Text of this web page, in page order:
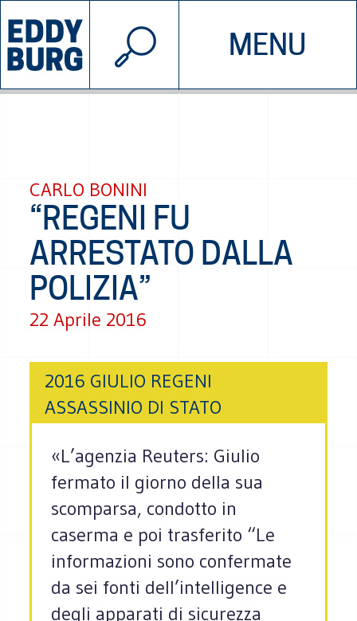
MENU
INIZIATIVE CHI SIAMO
© 2026 EDDYBURG
CARLO BONINI
“REGENI FU
ARRESTATO DALLA
POLIZIA”
22 Aprile 2016
2016 GIULIO REGENI
ASSASSINIO DI STATO
«L’agenzia Reuters: Giulio
fermato il giorno della sua
scomparsa, condotto in
caserma e poi trasferito “Le
informazioni sono confermate
da sei fonti dell’intelligence e
degli apparati di sicurezza